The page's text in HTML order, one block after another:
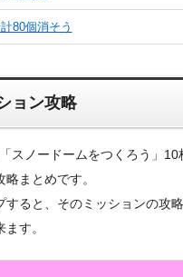
80個消そう
ョン攻略
スノードームをつくろう」10
まとめです。
すると、そのミッションの攻
す。